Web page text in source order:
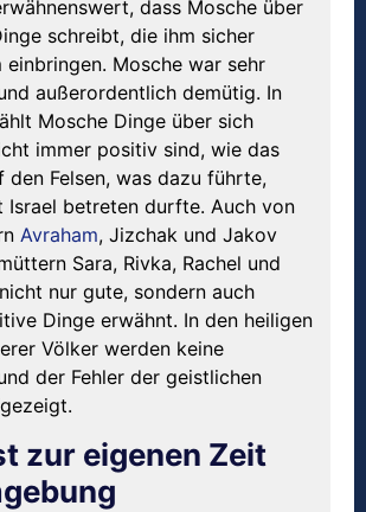
dass Mosche über
schreibt, die ihm sicher
einbringen. Mosche war sehr
außerordentlich demütig. In
Mosche Dinge über sich
immer positiv sind, wie das
den Felsen, was dazu führte,
Israel betreten durfte. Auch von
Avraham, Jizchak und Jakov
Sara, Rivka, Rachel und
nur gute, sondern auch
Dinge erwähnt. In den heiligen
Völker werden keine
der Fehler der geistlichen
zur eigenen Zeit